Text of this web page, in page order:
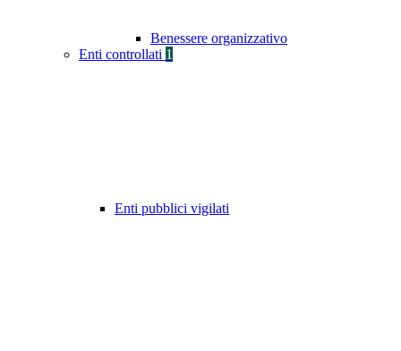
Benessere organizzativo
Enti controllati 1
Enti pubblici vigilati